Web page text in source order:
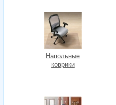
Напольные
коврики